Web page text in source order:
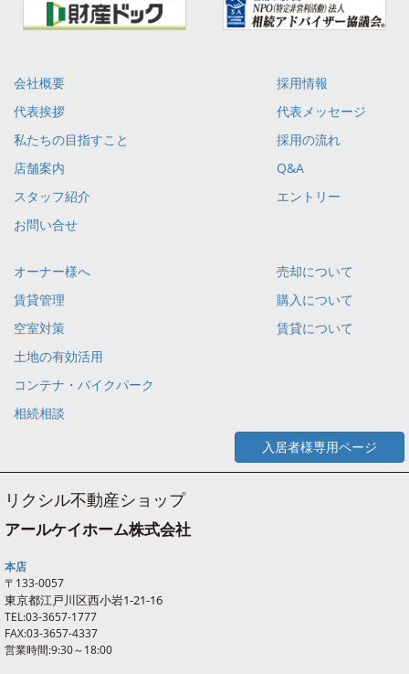
会社概要
代表挨拶
私たちの目指すこと
店舗案内
スタッフ紹介
お問い合せ
採用情報
代表メッセージ
採用の流れ
Q&A
エントリー
オーナー様へ
賃貸管理
空室対策
土地の有効活用
コンテナ・バイクパーク
相続相談
売却について
購入について
賃貸について
入居者様専用ページ
リクシル不動産ショップ
アールケイホーム株式会社
本店
〒133-0057
東京都江戸川区西小岩1-21-16
TEL:03-3657-1777
FAX:03-3657-4337
営業時間:9:30～18:00